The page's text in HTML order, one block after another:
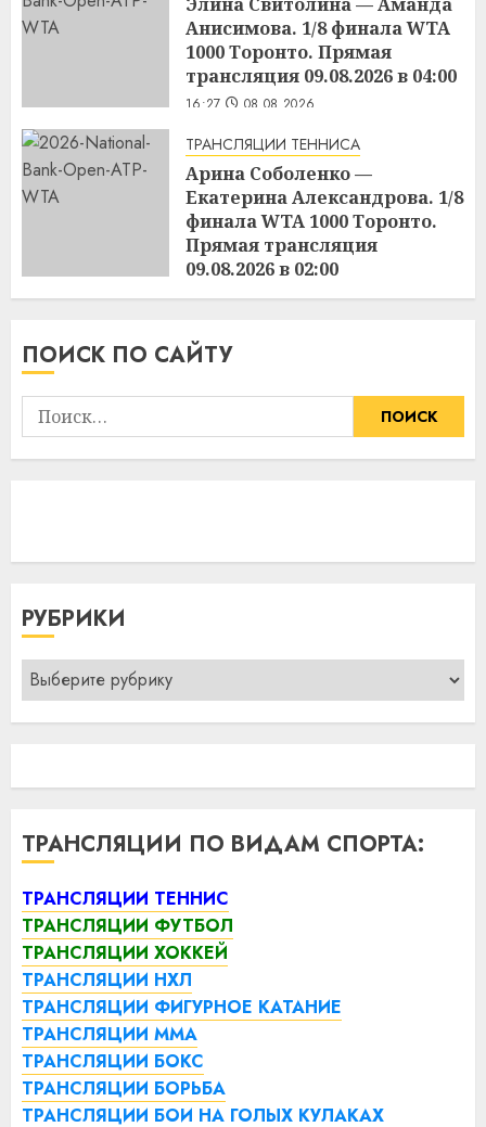
Анисимова. 1/8 финала WTA
1000 Торонто. Прямая
трансляция 09.08.2026 в 04:00
16:27 08.08.2026
ТРАНСЛЯЦИИ ТЕННИСА
Арина Соболенко —
Екатерина Александрова. 1/8
финала WTA 1000 Торонто.
Прямая трансляция
09.08.2026 в 02:00
16:25 08.08.2026
ПОИСК ПО САЙТУ
Найти:
РУБРИКИ
Рубрики
ТРАНСЛЯЦИИ ПО ВИДАМ СПОРТА:
ТРАНСЛЯЦИИ ТЕННИС
ТРАНСЛЯЦИИ ФУТБОЛ
ТРАНСЛЯЦИИ ХОККЕЙ
ТРАНСЛЯЦИИ НХЛ
ТРАНСЛЯЦИИ ФИГУРНОЕ КАТАНИЕ
ТРАНСЛЯЦИИ ММА
ТРАНСЛЯЦИИ БОКС
ТРАНСЛЯЦИИ БОРЬБА
ТРАНСЛЯЦИИ БОИ НА ГОЛЫХ КУЛАКАХ